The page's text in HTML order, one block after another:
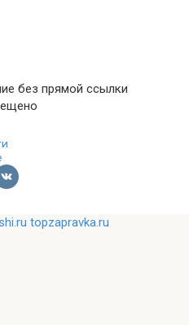
без прямой ссылки
topzapravka.ru